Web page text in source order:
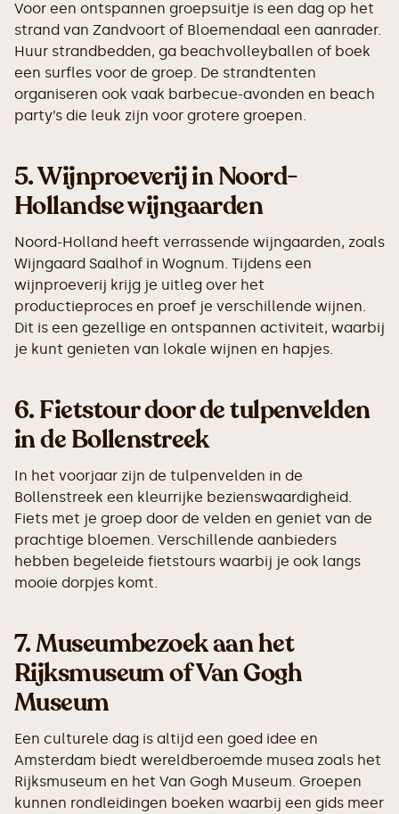
Voor een ontspannen groepsuitje is een dag op het
strand van Zandvoort of Bloemendaal een aanrader.
Huur strandbedden, ga beachvolleyballen of boek
een surfles voor de groep. De strandtenten
organiseren ook vaak barbecue-avonden en beach
party’s die leuk zijn voor grotere groepen.
5.Wijnproeverij in Noord-
Hollandse wijngaarden
Noord-Holland heeft verrassende wijngaarden, zoals
Wijngaard Saalhof in Wognum. Tijdens een
wijnproeverij krijg je uitleg over het
productieproces en proef je verschillende wijnen.
Dit is een gezellige en ontspannen activiteit, waarbij
je kunt genieten van lokale wijnen en hapjes.
6.Fietstour door de tulpenvelden
in de Bollenstreek
In het voorjaar zijn de tulpenvelden in de
Bollenstreek een kleurrijke bezienswaardigheid.
Fiets met je groep door de velden en geniet van de
prachtige bloemen. Verschillende aanbieders
hebben begeleide fietstours waarbij je ook langs
mooie dorpjes komt.
7.Museumbezoek aan het
Rijksmuseum of Van Gogh
Museum
Een culturele dag is altijd een goed idee en
Amsterdam biedt wereldberoemde musea zoals het
Rijksmuseum en het Van Gogh Museum. Groepen
kunnen rondleidingen boeken waarbij een gids meer